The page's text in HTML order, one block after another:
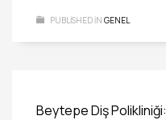
PUBLISHED IN GENEL
Beytepe Diş